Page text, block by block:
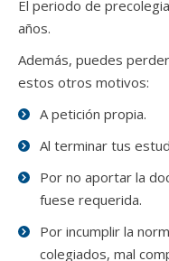
El periodo de
años.
Además, puedes
estos otros motivos:
A petición propia.
Al terminar tus
Por no aportar la
fuese requerida.
Por incumplir la
colegiados, mal